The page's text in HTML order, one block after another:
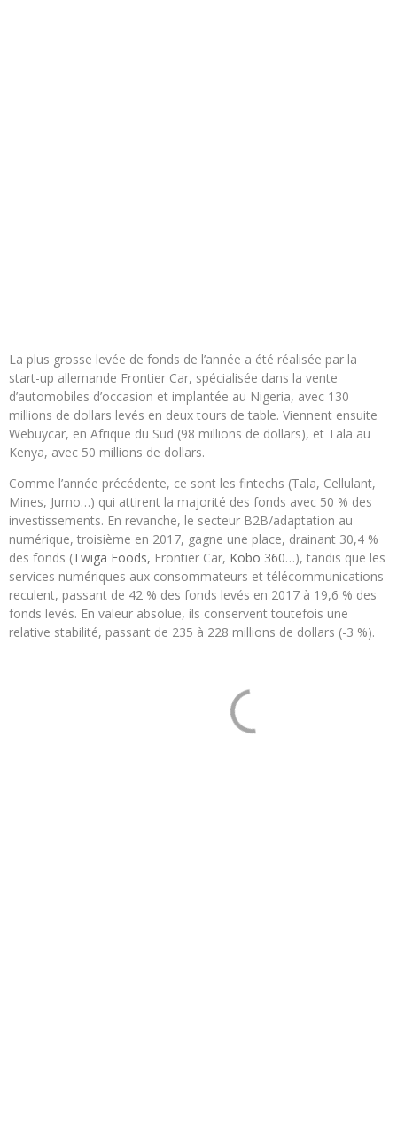
La plus grosse levée de fonds de l’année a été réalisée par la
start-up allemande Frontier Car, spécialisée dans la vente
d’automobiles d’occasion et implantée au Nigeria, avec 130
millions de dollars levés en deux tours de table. Viennent ensuite
Webuycar, en Afrique du Sud (98 millions de dollars), et Tala au
Kenya, avec 50 millions de dollars.
Comme l’année précédente, ce sont les fintechs (Tala, Cellulant,
Mines, Jumo…) qui attirent la majorité des fonds avec 50 % des
investissements. En revanche, le secteur B2B/adaptation au
numérique, troisième en 2017, gagne une place, drainant 30,4 %
des fonds (Twiga Foods, Frontier Car, Kobo 360…), tandis que les
services numériques aux consommateurs et télécommunications
reculent, passant de 42 % des fonds levés en 2017 à 19,6 % des
fonds levés. En valeur absolue, ils conservent toutefois une
relative stabilité, passant de 235 à 228 millions de dollars (-3 %).